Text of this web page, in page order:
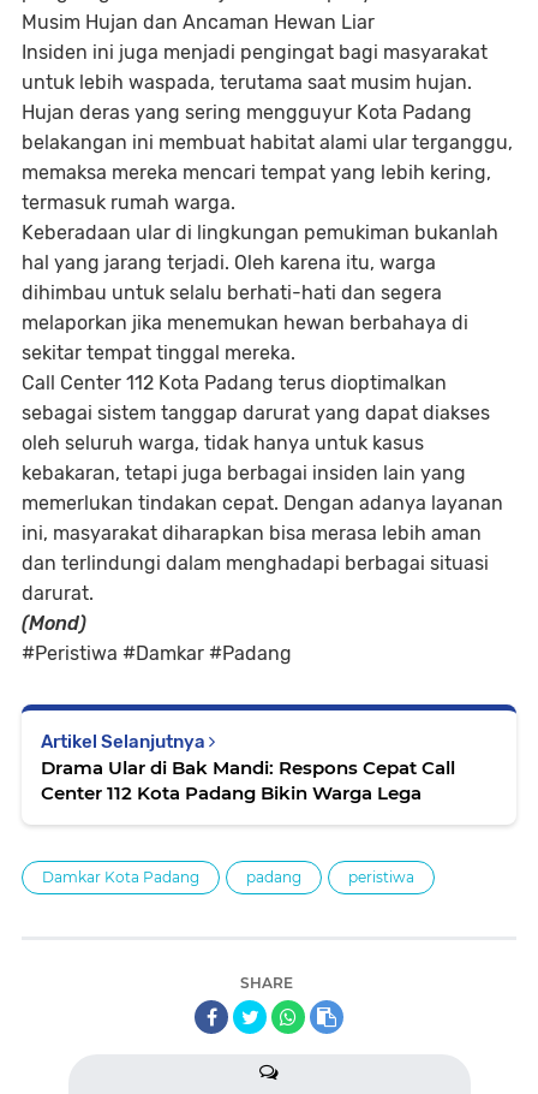
Musim Hujan dan Ancaman Hewan Liar
Insiden ini juga menjadi pengingat bagi masyarakat
untuk lebih waspada, terutama saat musim hujan.
Hujan deras yang sering mengguyur Kota Padang
belakangan ini membuat habitat alami ular terganggu,
memaksa mereka mencari tempat yang lebih kering,
termasuk rumah warga.
Keberadaan ular di lingkungan pemukiman bukanlah
hal yang jarang terjadi. Oleh karena itu, warga
dihimbau untuk selalu berhati-hati dan segera
melaporkan jika menemukan hewan berbahaya di
sekitar tempat tinggal mereka.
Call Center 112 Kota Padang terus dioptimalkan
sebagai sistem tanggap darurat yang dapat diakses
oleh seluruh warga, tidak hanya untuk kasus
kebakaran, tetapi juga berbagai insiden lain yang
memerlukan tindakan cepat. Dengan adanya layanan
ini, masyarakat diharapkan bisa merasa lebih aman
dan terlindungi dalam menghadapi berbagai situasi
darurat.
(Mond)
#Peristiwa #Damkar #Padang
Artikel Selanjutnya
Drama Ular di Bak Mandi: Respons Cepat Call
Center 112 Kota Padang Bikin Warga Lega
Damkar Kota Padang padang peristiwa
SHARE